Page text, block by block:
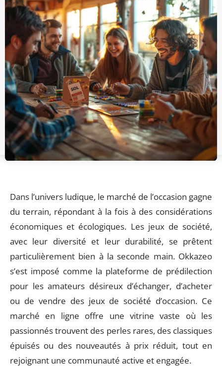
Dans l’univers ludique, le marché de l’occasion gagne
du terrain, répondant à la fois à des considérations
économiques et écologiques. Les jeux de société,
avec leur diversité et leur durabilité, se prêtent
particulièrement bien à la seconde main. Okkazeo
s’est imposé comme la plateforme de prédilection
pour les amateurs désireux d’échanger, d’acheter
ou de vendre des jeux de société d’occasion. Ce
marché en ligne offre une vitrine vaste où les
passionnés trouvent des perles rares, des classiques
épuisés ou des nouveautés à prix réduit, tout en
rejoignant une communauté active et engagée.